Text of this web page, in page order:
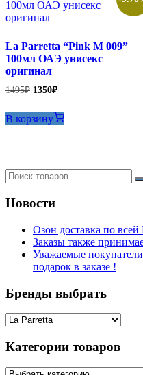
La Parretta “Pink M 009”
100мл ОАЭ унисекс
оригинал
1495₽ Первоначальная
1495₽.
1350₽Текущая
1350₽.
В корзину
Новости
Озон доставка по всей
Заказы также
Уважаемые
подарок в заказе !
Бренды выбрать
Категории товаров